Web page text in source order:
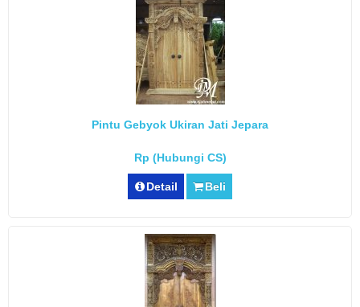
Pintu Gebyok Ukiran Jati Jepara
Rp (Hubungi CS)
Detail Beli